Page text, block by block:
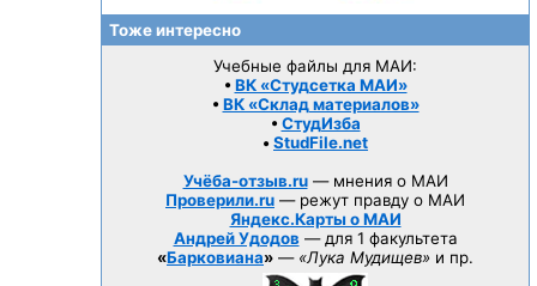
Тоже интересно
Учебные файлы для МАИ:
• ВК «Студсетка МАИ»
• ВК «Склад материалов»
• СтудИзба
• StudFile.net
Учёба-отзыв.ru— мнения о МАИ
Проверили.ru — режут правду о МАИ
Яндекс.Карты о МАИ
Андрей Удодов — для 1 факультета
«Барковиана» — «Лука Мудищев» и пр.